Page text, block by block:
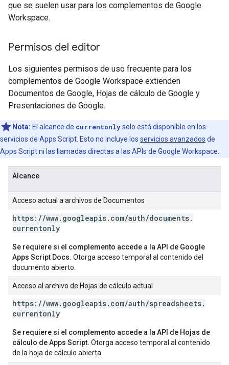
que se suelen usar para los complementos de Google
Workspace.
Permisos del editor
Los siguientes permisos de uso frecuente para los
complementos de Google Workspace extienden
Documentos de Google, Hojas de cálculo de Google y
Presentaciones de Google.
Nota: El alcance de currentonlysolo está disponible en los
servicios de Apps Script. Esto no incluye los servicios avanzados de
Apps Script ni las llamadas directas a las APIs de Google Workspace.
Alcance
Acceso actual a archivos de Documentos
https: //www. googleapis. com/auth/documents.
currentonly
Se requiere si el complemento accede a la API de Google
Apps Script Docs. Otorga acceso temporal al contenido del
documento abierto.
Acceso al archivo de Hojas de cálculo actual
https: //www. googleapis. com/auth/spreadsheets.
currentonly
Se requiere si el complemento accede a la API de Hojas de
cálculo de Apps Script. Otorga acceso temporal al contenido
de la hoja de cálculo abierta.